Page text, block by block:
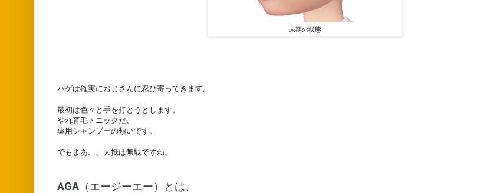
末期の状態
ハゲは確実におじさんに忍び寄ってきます。
最初は色々と手を打とうとします。
やれ育毛トニックだ、
薬用シャンプーの類いです。
でもまあ、、大抵は無駄ですね。
AGA （エージーエー）とは、